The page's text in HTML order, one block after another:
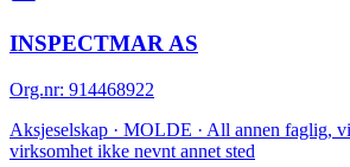
INSPECTMAR AS
Org.nr: 914468922
Aksjeselskap · MOLDE · All annen faglig,
virksomhet ikke nevnt annet sted